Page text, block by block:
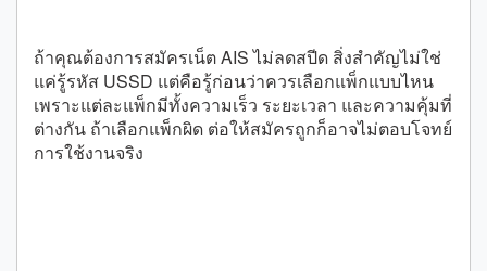
ถ้าคุณต้องการสมัครเน็ต AIS ไม่ลดสปีด สิ่งสำคัญไม่ใช่
แค่รู้รหัส USSD แต่คือรู้ก่อนว่าควรเลือกแพ็กแบบไหน
เพราะแต่ละแพ็กมีทั้งความเร็ว ระยะเวลา และความคุ้มที่
ต่างกัน ถ้าเลือกแพ็กผิด ต่อให้สมัครถูกก็อาจไม่ตอบโจทย์
การใช้งานจริง